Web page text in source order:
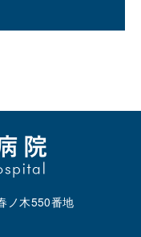
ノ木550番地